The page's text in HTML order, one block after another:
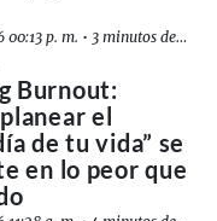
00:13 p. m. • 3 minutos de lectura
Burnout:
el
de tu vida” se
en lo peor que